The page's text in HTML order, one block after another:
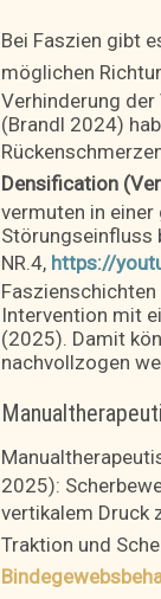
Bei Faszien gibt
möglichen
Verhinderung
(Brandl 2024)
Densification
vermuten in
Störungseinfluss
NR.4, https://
Intervention mit
(2025). Damit
nachvollzogen
2025):
vertikalem Druck
Traktion und